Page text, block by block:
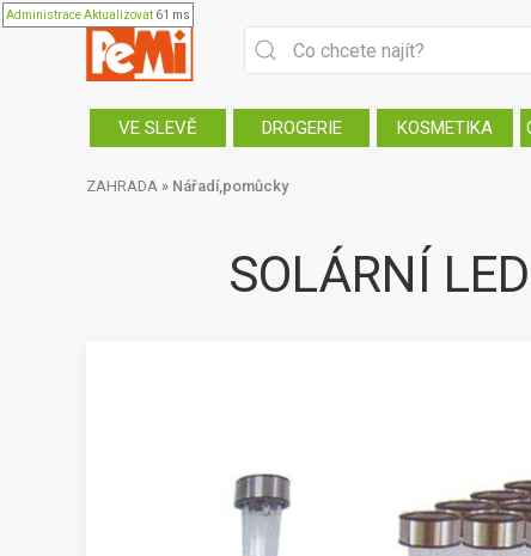
AdministraceAktualizovat 61 ms
VE SLEVĚ DROGERIE KOSMETIKA
ZAHRADA » Nářadí,pomůcky
SOLÁRNÍ